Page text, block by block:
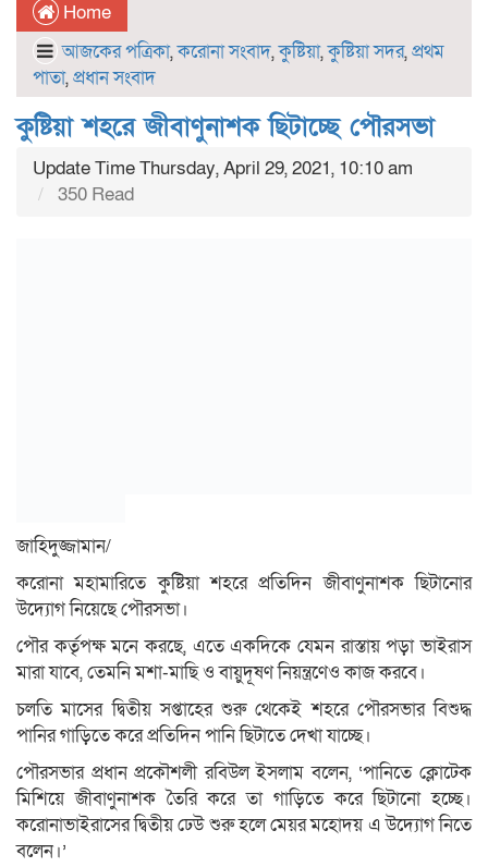
Home
আজকের পত্রিকা,করোনা সংবাদ,কুষ্টিয়া,কুষ্টিয়া সদর,প্রথম
পাতা,প্রধান সংবাদ
কুষ্টিয়া শহরে জীবাণুনাশক ছিটাচ্ছে পৌরসভা
Update Time Thursday, April 29, 2021, 10:10 am
350 Read
জাহিদুজ্জামান/
করোনা মহামারিতে কুষ্টিয়া শহরে প্রতিদিন জীবাণুনাশক ছিটানোর
উদ্যোগ নিয়েছে পৌরসভা।
পৌর কর্তৃপক্ষ মনে করছে, এতে একদিকে যেমন রাস্তায় পড়া ভাইরাস
মারা যাবে, তেমনি মশা-মাছি ও বায়ুদূষণ নিয়ন্ত্রণেও কাজ করবে।
চলতি মাসের দ্বিতীয় সপ্তাহের শুরু থেকেই শহরে পৌরসভার বিশুদ্ধ
পানির গাড়িতে করে প্রতিদিন পানি ছিটাতে দেখা যাচ্ছে।
পৌরসভার প্রধান প্রকৌশলী রবিউল ইসলাম বলেন, ‘পানিতে ক্লোটেক
মিশিয়ে জীবাণুনাশক তৈরি করে তা গাড়িতে করে ছিটানো হচ্ছে।
করোনাভাইরাসের দ্বিতীয় ঢেউ শুরু হলে মেয়র মহোদয় এ উদ্যোগ নিতে
বলেন।’